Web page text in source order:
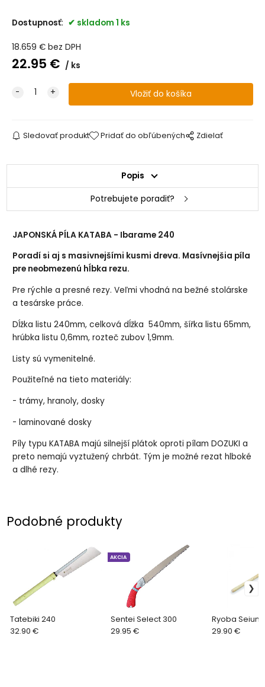
Dostupnosť: skladom 1 ks
18.659 € bez DPH
22.95 € ks
Sledovať produkt Pridať do obľúbených Zdielať
Popis
Potrebujete poradiť?
JAPONSKÁ PÍLA KATABA - Ibarame 240
Poradí si aj s masivnejšími kusmi dreva. Masívnejšia píla
pre neobmezenú hĺbka rezu.
Pre rýchle a presné rezy. Veľmi vhodná na bežné stolárske
a tesárske práce.
Dĺžka listu 240mm, celková dĺžka 540mm, šířka listu 65mm,
hrúbka listu 0,6mm, rozteč zubov 1,9mm.
Listy sú vymenitelné.
Použiteľné na tieto materiály:
- trámy, hranoly, dosky
- laminované dosky
Píly typu KATABA majú silnejší plátok oproti pílam DOZUKI a
preto nemajú vyztužený chrbát. Tým je možné rezat hlboké
a dlhé rezy.
Podobné produkty
Tatebiki 240
32.90 €
Sentei Select 300
AKCIA
29.95 €
Ryoba Seiun
29.90 €